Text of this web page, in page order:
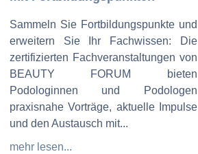
Sammeln Sie Fortbildungspunkte und
erweitern Sie Ihr Fachwissen: Die
zertifizierten Fachveranstaltungen von
BEAUTY FORUM bieten
Podologinnen und Podologen
praxisnahe Vorträge, aktuelle Impulse
und den Austausch mit...
mehr lesen...